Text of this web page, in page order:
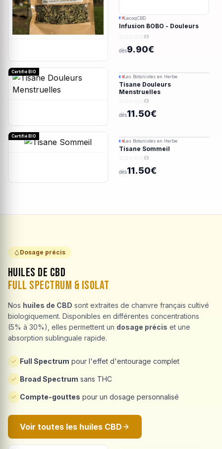
LecoqCBD
Infusion BOBO - Douleurs
menstruelles - 28g
(0)
dès9.90€
Certifié BIO
Les Botanistes en Herbe
Tisane Douleurs
Menstruelles
(0)
dès11.50€
Certifié BIO
Les Botanistes en Herbe
Tisane Sommeil
(0)
dès11.50€
Dosage précis
Huiles de CBD
Full Spectrum & Isolat
Nos huiles de CBD sont extraites de chanvre français cultivé
biologiquement. Disponibles en différentes concentrations
(5% à 30%), elles permettent un dosage précis et une
absorption sublinguale rapide.
Full Spectrum pour l'effet d'entourage complet
Broad Spectrum sans THC
Compte-gouttes pour un dosage personnalisé
Voir toutes les huiles CBD